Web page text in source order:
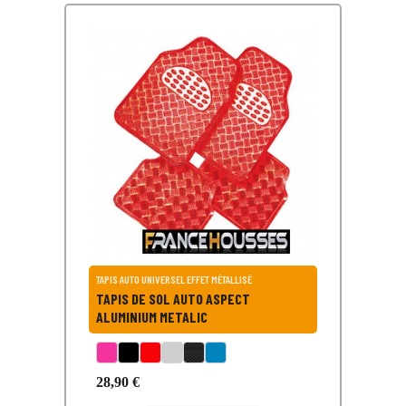
TAPIS AUTO UNIVERSEL EFFET MÉTALLISÉ
TAPIS DE SOL AUTO ASPECT
ALUMINIUM METALIC
28,90 €